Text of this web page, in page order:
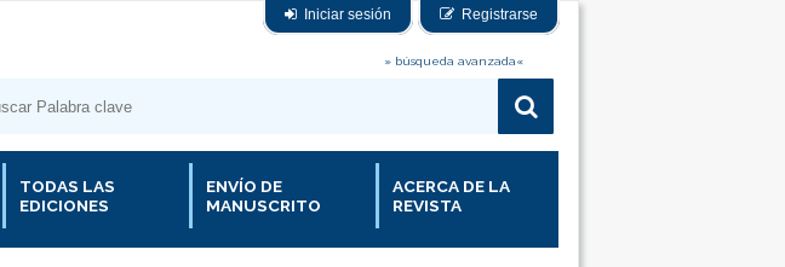
Iniciar sesión Registrarse
» búsqueda avanzada«
TODAS LAS
EDICIONES
ENVÍO DE
MANUSCRITO
ACERCA DE LA
REVISTA